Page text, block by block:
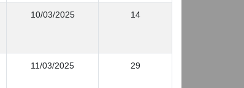
10/03/2025 14
11/03/2025 29